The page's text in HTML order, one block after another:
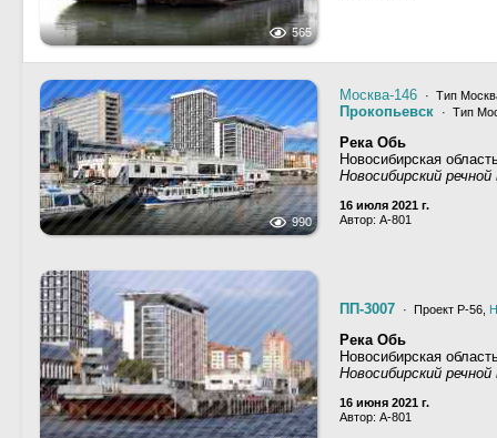
565
990
Москва-146 · Тип
Прокопьевск · Тип
Река Обь
Новосибирская
Новосибирский речной
16 июля 2021 г.
Автор: A-801
ПП-3007 · Проект Р-56,
Река Обь
Новосибирская
Новосибирский речной
16 июня 2021 г.
Автор: A-801